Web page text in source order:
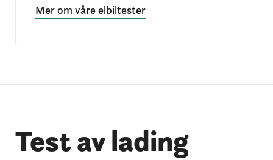
Mer om våre elbiltester
Test av lading